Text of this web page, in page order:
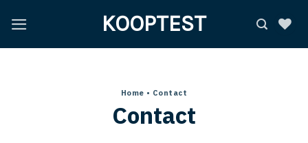
naar
KOOPTEST
Home • Contact
Contact